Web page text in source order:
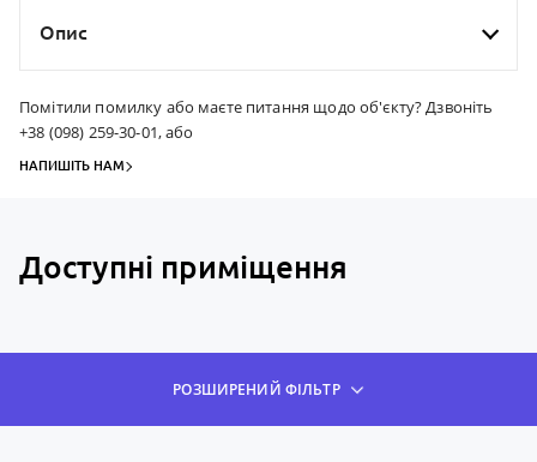
Опис
Помітили помилку або маєте питання щодо об'єкту? Дзвоніть
+38 (098) 259-30-01, або
НАПИШІТЬ НАМ
Доступні приміщення
РОЗШИРЕНИЙ ФІЛЬТР